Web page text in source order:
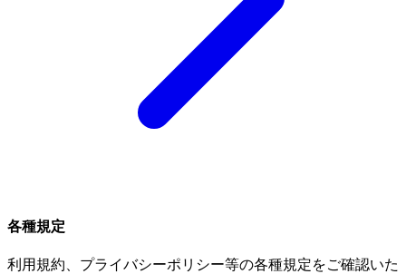
各種規定
利用規約、プライバシーポリシー等の各種規定をご確認いた